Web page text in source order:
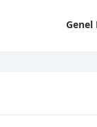
Genel